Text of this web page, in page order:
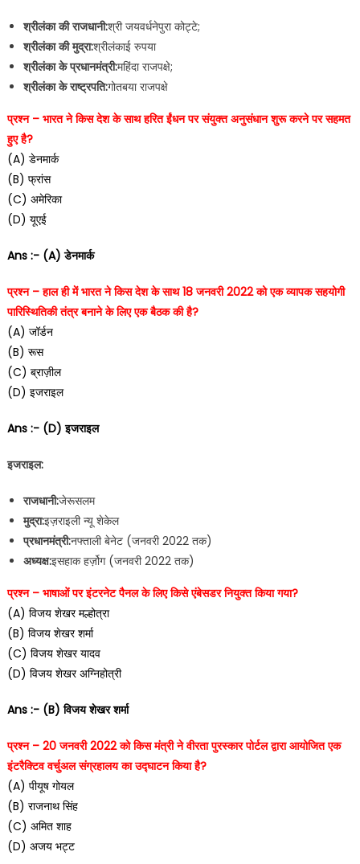
श्रीलंका की राजधानी:श्री जयवर्धनेपुरा कोट्टे;
श्रीलंका की मुद्रा:श्रीलंकाई रुपया
श्रीलंका के प्रधानमंत्री:महिंदा राजपक्षे;
श्रीलंका के राष्ट्रपति:गोतबया राजपक्षे
प्रश्न – भारत ने किस देश के साथ हरित ईंधन पर संयुक्त अनुसंधान शुरू करने पर सहमत
हुए है?
(A) डेनमार्क
(B) फ्रांस
(C) अमेरिका
(D) यूएई
Ans :- (A) डेनमार्क
प्रश्न – हाल ही में भारत ने किस देश के साथ 18 जनवरी 2022 को एक व्यापक सहयोगी
पारिस्थितिकी तंत्र बनाने के लिए एक बैठक की है?
(A) जॉर्डन
(B) रूस
(C) ब्राज़ील
(D) इजराइल
Ans :- (D) इजराइल
इजराइल:
राजधानी:जेरूसलम
मुद्रा:इज़राइली न्यू शेकेल
प्रधानमंत्री:नफ्ताली बेनेट (जनवरी 2022 तक)
अध्यक्ष:इसहाक हर्ज़ोग (जनवरी 2022 तक)​
प्रश्न – भाषाओं पर इंटरनेट पैनल के लिए किसे एंबेसडर नियुक्त किया गया?
(A) विजय शेखर मल्होत्रा
(B) विजय शेखर शर्मा
(C) विजय शेखर यादव
(D) विजय शेखर अग्निहोत्री
Ans :- (B) विजय शेखर शर्मा
प्रश्न – 20 जनवरी 2022 को किस मंत्री ने वीरता पुरस्कार पोर्टल द्वारा आयोजित एक
इंटरैक्टिव वर्चुअल संग्रहालय का उद्घाटन किया है?
(A) पीयूष गोयल
(B) राजनाथ सिंह
(C) अमित शाह
(D) अजय भट्ट